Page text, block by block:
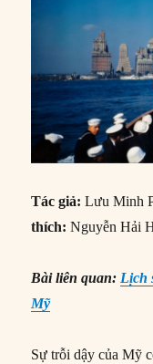
Tác giả:Lưu Minh
thích: Nguyễn Hải
Bài liên quan: Lịch
Mỹ
Sự trỗi dậy của Mỹ